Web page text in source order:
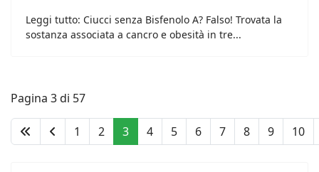
Leggi tutto: Ciucci senza Bisfenolo A? Falso! Trovata la
sostanza associata a cancro e obesità in tre...
Pagina 3 di 57
1 2 3 4 5 6 7 8 9 10